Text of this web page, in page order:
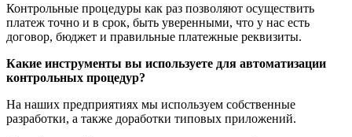
Контрольные процедуры как раз позволяют осуществить
платеж точно и в срок, быть уверенными, что у нас есть
договор, бюджет и правильные платежные реквизиты.
Какие инструменты вы используете для автоматизации
контрольных процедур?
На наших предприятиях мы используем собственные
разработки, а также доработки типовых приложений.